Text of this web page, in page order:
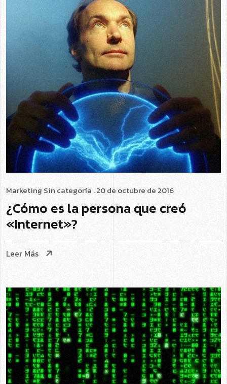
Marketing Sin categoría . 20 de octubre de 2016
¿Cómo es la persona que creó
«Internet»?
Leer Más